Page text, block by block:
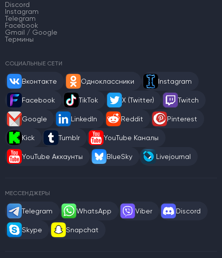
Discord
Instagram
Telegram
Facebook
Gmail / Google
Термины
СОЦИАЛЬНЫЕ СЕТИ
Вконтакте Одноклассники Instagram
Facebook TikTok X (Twitter) Twitch
Google LinkedIn Reddit Pinterest
Kick Tumblr YouTube Каналы
YouTube Аккаунты BlueSky Livejournal
МЕССЕНДЖЕРЫ
Telegram WhatsApp Viber Discord
Skype Snapchat